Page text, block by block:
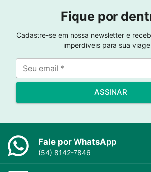
Fique por
Cadastre-se em nossa newsletter e
imperdíveis para sua
Seu email *
ASSINAR
Fale por WhatsApp
(54) 8142-7846